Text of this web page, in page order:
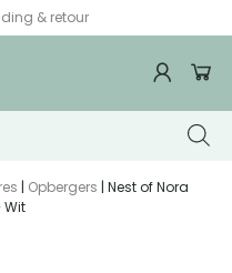
& retour
| Opbergers | Nest of Nora
Wit